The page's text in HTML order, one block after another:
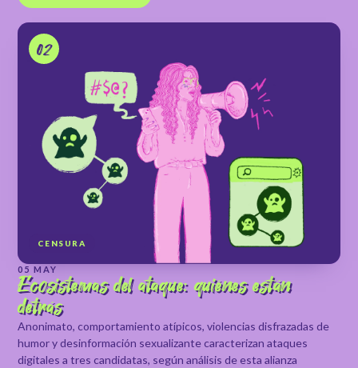
02
CENSURA
05 MAY
Ecosistemas del ataque: quiénes están
detrás
Anonimato, comportamiento atípicos, violencias disfrazadas de
humor y desinformación sexualizante caracterizan ataques
digitales a tres candidatas, según análisis de esta alianza